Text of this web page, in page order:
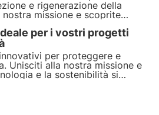
e rigenerazione della
missione e scoprite
la sostenibilità si uniscono
più verde per le aziende e il
per i vostri progetti
per proteggere e
Unisciti alla nostra missione e
e la sostenibilità si
un futuro più verde per le